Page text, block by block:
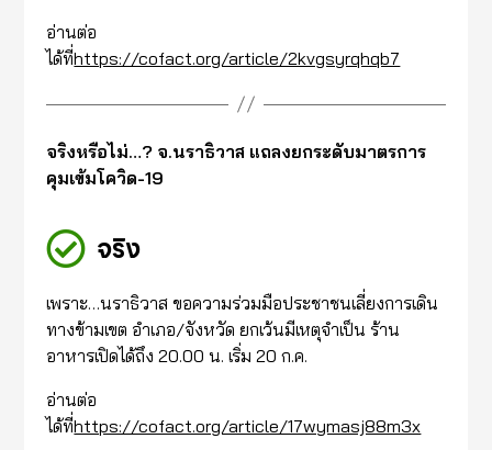
อ่านต่อ
ได้ที่https://cofact.org/article/2kvgsyrqhqb7
จริงหรือไม่…? จ.นราธิวาส แถลงยกระดับมาตรการ
คุมเข้มโควิด-19
จริง
เพราะ…นราธิวาส ขอความร่วมมือประชาชนเลี่ยงการเดิน
ทางข้ามเขต อำเภอ/จังหวัด ยกเว้นมีเหตุจำเป็น ร้าน
อาหารเปิดได้ถึง 20.00 น. เริ่ม 20 ก.ค.
อ่านต่อ
ได้ที่https://cofact.org/article/17wymasj88m3x